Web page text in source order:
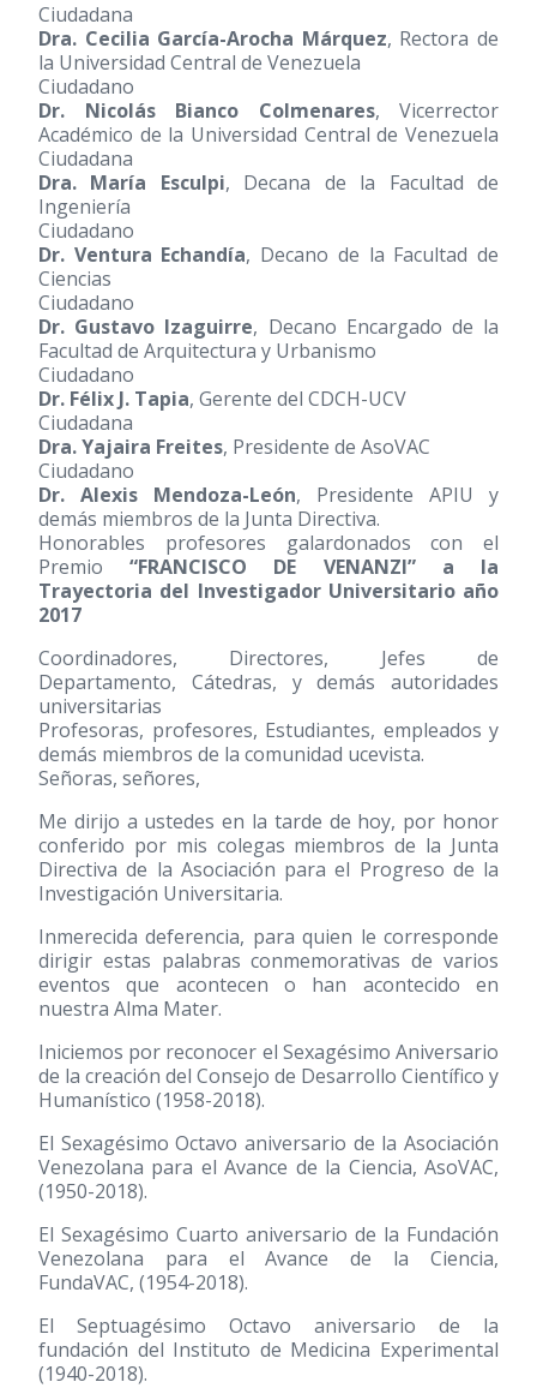
Ciudadana
Dra. Cecilia García-Arocha Márquez, Rectora de
la Universidad Central de Venezuela
Ciudadano
Dr. Nicolás Bianco Colmenares, Vicerrector
Académico de la Universidad Central de Venezuela
Ciudadana
Dra. María Esculpi, Decana de la Facultad de
Ingeniería
Ciudadano
Dr. Ventura Echandía, Decano de la Facultad de
Ciencias
Ciudadano
Dr. Gustavo Izaguirre, Decano Encargado de la
Facultad de Arquitectura y Urbanismo
Ciudadano
Dr. Félix J. Tapia, Gerente del CDCH-UCV
Ciudadana
Dra. Yajaira Freites, Presidente de AsoVAC
Ciudadano
Dr. Alexis Mendoza-León, Presidente APIU y
demás miembros de la Junta Directiva.
Honorables profesores galardonados con el
Premio“FRANCISCO DE VENANZI” a la
Trayectoria del Investigador Universitario año
2017
Coordinadores, Directores, Jefes de
Departamento, Cátedras, y demás autoridades
universitarias
Profesoras, profesores, Estudiantes, empleados y
demás miembros de la comunidad ucevista.
Señoras, señores,
Me dirijo a ustedes en la tarde de hoy, por honor
conferido por mis colegas miembros de la Junta
Directiva de la Asociación para el Progreso de la
Investigación Universitaria.
Inmerecida deferencia, para quien le corresponde
dirigir estas palabras conmemorativas de varios
eventos que acontecen o han acontecido en
nuestra Alma Mater.
Iniciemos por reconocer el Sexagésimo Aniversario
de la creación del Consejo de Desarrollo Científico y
Humanístico (1958-2018).
El Sexagésimo Octavo aniversario de la Asociación
Venezolana para el Avance de la Ciencia, AsoVAC,
(1950-2018).
El Sexagésimo Cuarto aniversario de la Fundación
Venezolana para el Avance de la Ciencia,
FundaVAC, (1954-2018).
El Septuagésimo Octavo aniversario de la
fundación del Instituto de Medicina Experimental
(1940-2018).